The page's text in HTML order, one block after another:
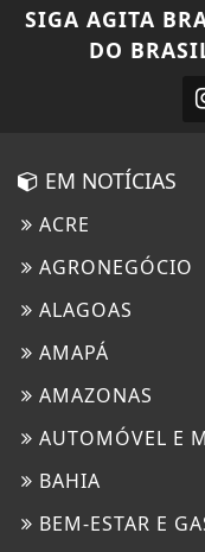
SIGA AGITA
DO
EM NOTÍCIAS
ACRE
AGRONEGÓCIO
ALAGOAS
AMAPÁ
AMAZONAS
AUTOMÓVEL E
BAHIA
BEM-ESTAR E